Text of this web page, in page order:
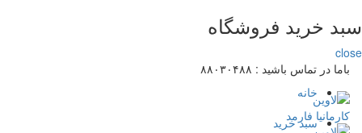
سبد خرید فروشگاه
close
باما در تماس باشید : ۸۸۰۳۰۴۸۸
خانه
سبد خرید